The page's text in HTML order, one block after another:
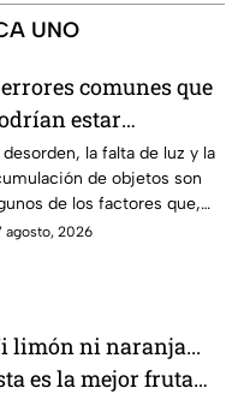
UNO
comunes que
estar
la energía de
hogar
desorden, la falta de luz y la
de objetos son
de los factores que,
el Feng Shui y los
que afectan la energía
un hogar.
agosto, 2026
limón ni naranja...
es la mejor fruta